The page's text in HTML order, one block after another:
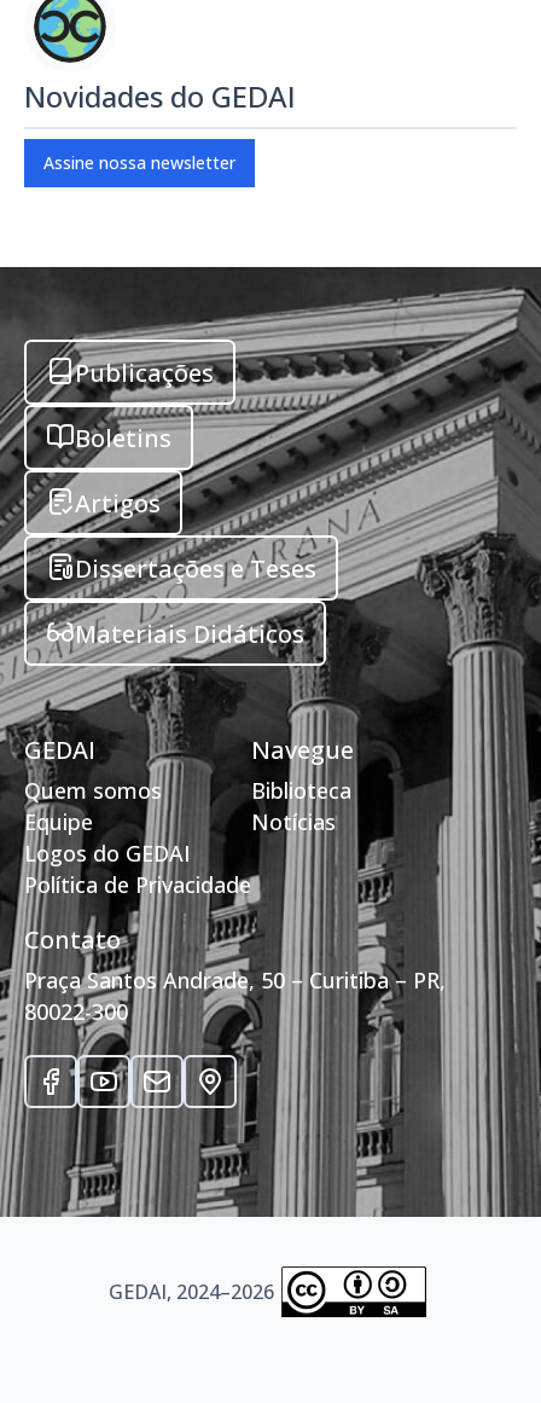
Novidades do GEDAI
Assine nossa newsletter
Publicações
Boletins
Artigos
Dissertações e Teses
Materiais Didáticos
GEDAI
Quem somos
Equipe
Logos do GEDAI
Política de Privacidade
Navegue
Biblioteca
Notícias
Contato
Praça Santos Andrade, 50 – Curitiba – PR,
80022-300
GEDAI, 2024–2026